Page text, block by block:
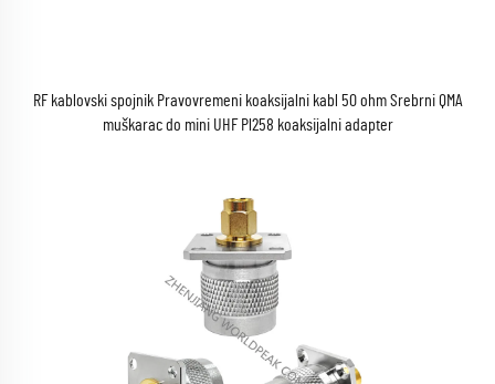
RF kablovski spojnik Pravovremeni koaksijalni kabl 50 ohm Srebrni QMA
muškarac do mini UHF Pl258 koaksijalni adapter